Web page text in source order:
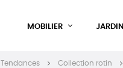
MOBILIER JARDIN
Tendances Collection rotin